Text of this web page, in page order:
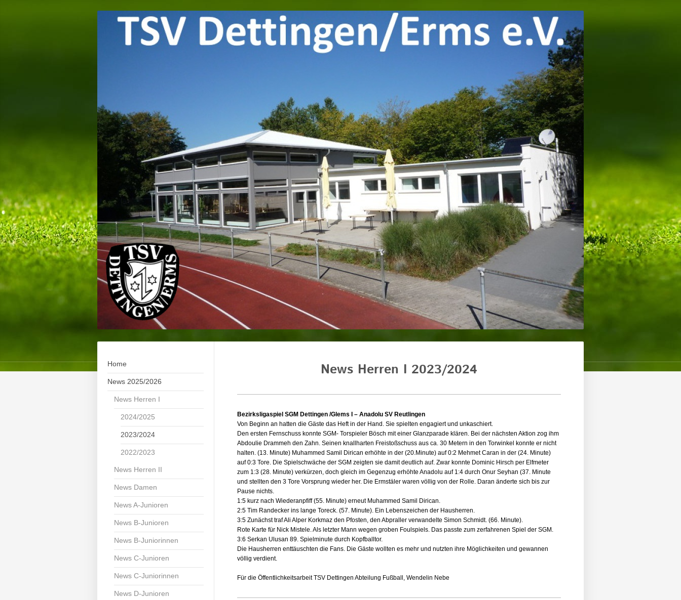
Home
News 2025/2026
News Herren I
2024/2025
2023/2024
2022/2023
News Herren II
News Damen
News A-Junioren
News B-Junioren
News B-Juniorinnen
News C-Junioren
News C-Juniorinnen
News D-Junioren
News Herren I 2023/2024
Bezirksligaspiel SGM Dettingen /Glems I – Anadolu SV Reutlingen
Von Beginn an hatten die Gäste das Heft in der Hand. Sie spielten engagiert und unkaschiert.
Den ersten Fernschuss konnte SGM- Torspieler Bösch mit einer Glanzparade klären. Bei der nächsten Aktion zog ihm
Abdoulie Drammeh den Zahn. Seinen knallharten Freistoßschuss aus ca. 30 Metern in den Torwinkel konnte er nicht
halten. (13. Minute) Muhammed Samil Dirican erhöhte in der (20.Minute) auf 0:2 Mehmet Caran in der (24. Minute)
auf 0:3 Tore. Die Spielschwäche der SGM zeigten sie damit deutlich auf. Zwar konnte Dominic Hirsch per Elfmeter
zum 1:3 (28. Minute) verkürzen, doch gleich im Gegenzug erhöhte Anadolu auf 1:4 durch Onur Seyhan (37. Minute
und stellten den 3 Tore Vorsprung wieder her. Die Ermstäler waren völlig von der Rolle. Daran änderte sich bis zur
Pause nichts.
1:5 kurz nach Wiederanpfiff (55. Minute) erneut Muhammed Samil Dirican.
2:5 Tim Randecker ins lange Toreck. (57. Minute). Ein Lebenszeichen der Hausherren.
3:5 Zunächst traf Ali Alper Korkmaz den Pfosten, den Abpraller verwandelte Simon Schmidt. (66. Minute).
Rote Karte für Nick Mistele. Als letzter Mann wegen groben Foulspiels. Das passte zum zerfahrenen Spiel der SGM.
3:6 Serkan Ulusan 89. Spielminute durch Kopfballtor.
Die Hausherren enttäuschten die Fans. Die Gäste wollten es mehr und nutzten ihre Möglichkeiten und gewannen
völlig verdient.
Für die Öffentlichkeitsarbeit TSV Dettingen Abteilung Fußball, Wendelin Nebe